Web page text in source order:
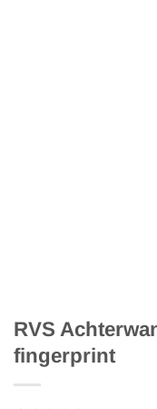
RVS
fingerprint